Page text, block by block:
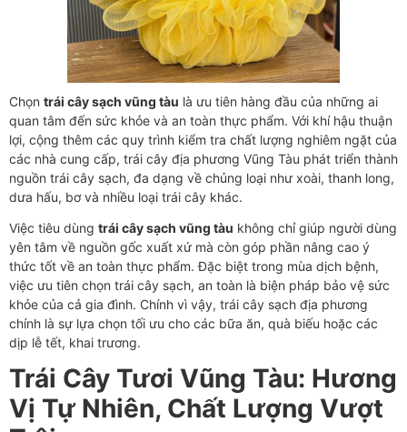
Chọn trái cây sạch vũng tàu là ưu tiên hàng đầu của những ai
quan tâm đến sức khỏe và an toàn thực phẩm. Với khí hậu thuận
lợi, cộng thêm các quy trình kiểm tra chất lượng nghiêm ngặt của
các nhà cung cấp, trái cây địa phương Vũng Tàu phát triển thành
nguồn trái cây sạch, đa dạng về chủng loại như xoài, thanh long,
dưa hấu, bơ và nhiều loại trái cây khác.
Việc tiêu dùng trái cây sạch vũng tàu không chỉ giúp người dùng
yên tâm về nguồn gốc xuất xứ mà còn góp phần nâng cao ý
thức tốt về an toàn thực phẩm. Đặc biệt trong mùa dịch bệnh,
việc ưu tiên chọn trái cây sạch, an toàn là biện pháp bảo vệ sức
khỏe của cả gia đình. Chính vì vậy, trái cây sạch địa phương
chính là sự lựa chọn tối ưu cho các bữa ăn, quà biếu hoặc các
dịp lễ tết, khai trương.
Trái Cây Tươi Vũng Tàu: Hương
Vị Tự Nhiên, Chất Lượng Vượt